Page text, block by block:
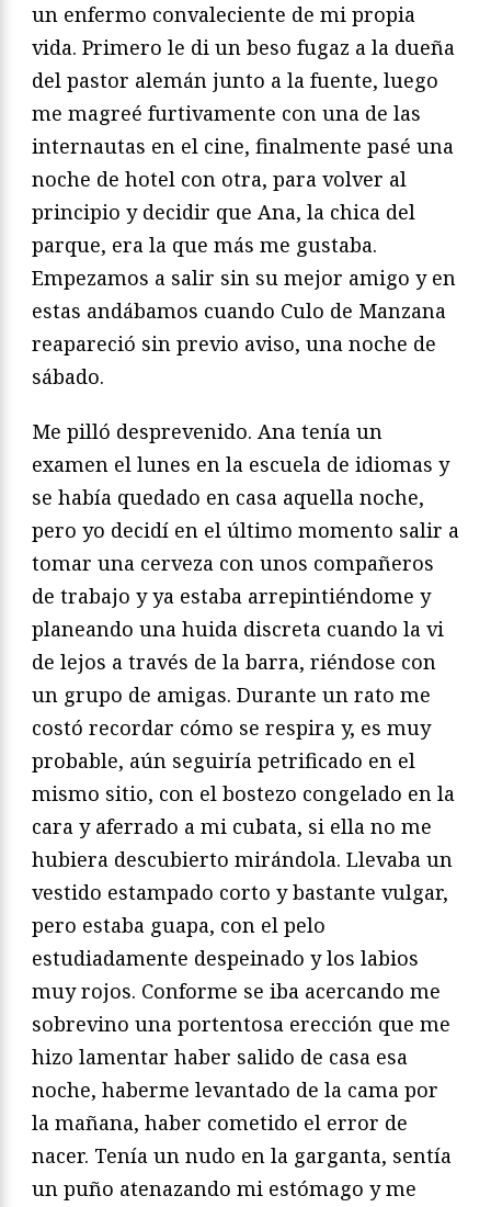
un enfermo convaleciente de mi propia
vida. Primero le di un beso fugaz a la dueña
del pastor alemán junto a la fuente, luego
me magreé furtivamente con una de las
internautas en el cine, finalmente pasé una
noche de hotel con otra, para volver al
principio y decidir que Ana, la chica del
parque, era la que más me gustaba.
Empezamos a salir sin su mejor amigo y en
estas andábamos cuando Culo de Manzana
reapareció sin previo aviso, una noche de
sábado.
Me pilló desprevenido. Ana tenía un
examen el lunes en la escuela de idiomas y
se había quedado en casa aquella noche,
pero yo decidí en el último momento salir a
tomar una cerveza con unos compañeros
de trabajo y ya estaba arrepintiéndome y
planeando una huida discreta cuando la vi
de lejos a través de la barra, riéndose con
un grupo de amigas. Durante un rato me
costó recordar cómo se respira y, es muy
probable, aún seguiría petrificado en el
mismo sitio, con el bostezo congelado en la
cara y aferrado a mi cubata, si ella no me
hubiera descubierto mirándola. Llevaba un
vestido estampado corto y bastante vulgar,
pero estaba guapa, con el pelo
estudiadamente despeinado y los labios
muy rojos. Conforme se iba acercando me
sobrevino una portentosa erección que me
hizo lamentar haber salido de casa esa
noche, haberme levantado de la cama por
la mañana, haber cometido el error de
nacer. Tenía un nudo en la garganta, sentía
un puño atenazando mi estómago y me